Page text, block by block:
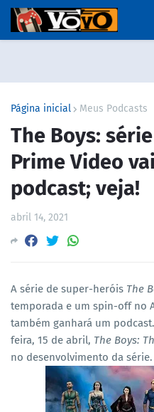
Página inicial Meus Podcasts
The Boys:
Prime Video
podcast; veja!
abril 14, 2021
A série de super-heróis The
temporada e um spin-off no
também ganhará um
feira, 15 de abril, The Boys:
no desenvolvimento da série.